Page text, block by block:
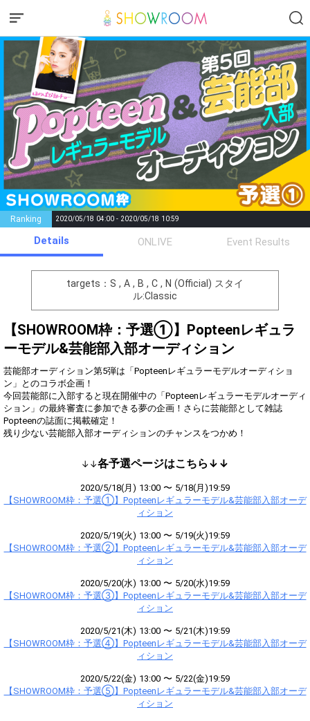
Ranking 2020/05/18 04:00 - 2020/05/18 10:59
Gifting
Throw gifts to the stage and join
the live performance.
First, try throwing free Stars
(once a day)! You can also charge
Show Gold to purchase gifts
(available from 1 JPY)! When you
continue to send gifts to the
performer(s), the performer's
popularity ranking and your
ranking go up.
To cheer on performers, you can
send them gifts.
To send performers paid items,
you must use Show Gold.
Comments
You can post comments. Please
refrain from posting comments
that may offend performers or
other users.
Close
Details ONLIVE Event Results
targets：S , A , B , C , N (Official) スタイ
ル:Classic
【SHOWROOM枠：予選①】Popteenレギュラ
ーモデル&芸能部入部オーディション
芸能部オーディション第5弾は「Popteenレギュラーモデルオーディショ
ン」とのコラボ企画！
今回芸能部に入部すると現在開催中の「Popteenレギュラーモデルオーディ
ション」の最終審査に参加できる夢の企画！さらに芸能部として雑誌
Popteenの誌面に掲載確定！
残り少ない芸能部入部オーディションのチャンスをつかめ！
↓↓各予選ページはこちら↓↓
2020/5/18(月) 13:00 〜 5/18(月)19:59
【SHOWROOM枠：予選①】Popteenレギュラーモデル&芸能部入部オーデ
ィション
2020/5/19(火) 13:00 〜 5/19(火)19:59
【SHOWROOM枠：予選②】Popteenレギュラーモデル&芸能部入部オーデ
ィション
2020/5/20(水) 13:00 〜 5/20(水)19:59
【SHOWROOM枠：予選③】Popteenレギュラーモデル&芸能部入部オーデ
ィション
2020/5/21(木) 13:00 〜 5/21(木)19:59
【SHOWROOM枠：予選④】Popteenレギュラーモデル&芸能部入部オーデ
ィション
2020/5/22(金) 13:00 〜 5/22(金)19:59
【SHOWROOM枠：予選⑤】Popteenレギュラーモデル&芸能部入部オーデ
ィション